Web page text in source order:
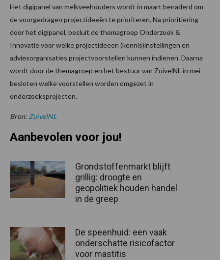
Het digipanel van melkveehouders wordt in maart benaderd om
de voorgedragen projectideeën te prioriteren. Na prioritiering
door het digipanel, besluit de themagroep Onderzoek &
Innovatie voor welke projectideeën (kennis)instellingen en
adviesorganisaties projectvoorstellen kunnen indienen. Daarna
wordt door de themagroep en het bestuur van ZuivelNL in mei
besloten welke voorstellen worden omgezet in
onderzoeksprojecten.
Bron: ZuivelNL
Aanbevolen voor jou!
Grondstoffenmarkt blijft
grillig: droogte en
geopolitiek houden handel
in de greep
De speenhuid: een vaak
onderschatte risicofactor
voor mastitis